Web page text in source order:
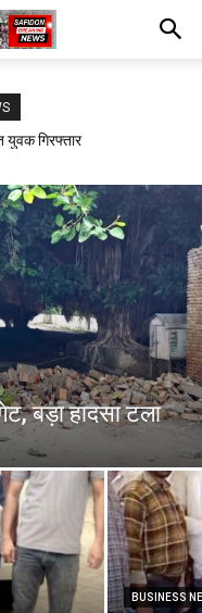
गिरफ्तारप्रदर्शन
बड़ा हादसा टला
BUSINESS